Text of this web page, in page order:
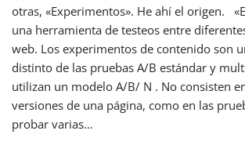
otras, «Experimentos». He ahí el origen.
una herramienta de testeos entre
web. Los experimentos de contenido son
distinto de las pruebas A/B estándar y
utilizan un modelo A/B/ N . No consisten
versiones de una página, como en las
probar varias…